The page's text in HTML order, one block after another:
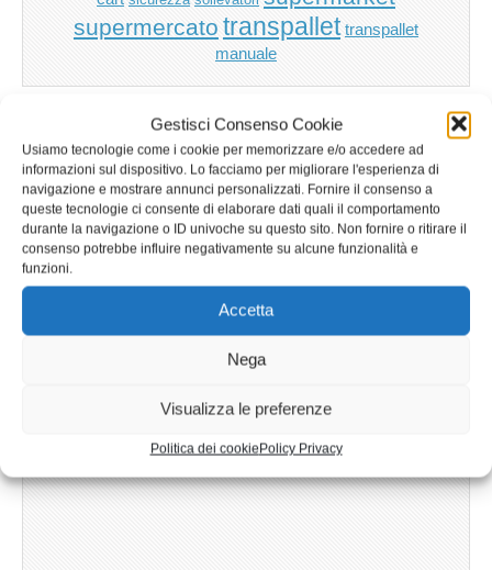
Gestisci Consenso Cookie
Usiamo tecnologie come i cookie per memorizzare e/o accedere ad
informazioni sul dispositivo. Lo facciamo per migliorare l'esperienza di
navigazione e mostrare annunci personalizzati. Fornire il consenso a
queste tecnologie ci consente di elaborare dati quali il comportamento
durante la navigazione o ID univoche su questo sito. Non fornire o ritirare il
consenso potrebbe influire negativamente su alcune funzionalità e
funzioni.
Accetta
Nega
Visualizza le preferenze
Politica dei cookiePolicy Privacy
supermercato transpallet transpallet
manuale